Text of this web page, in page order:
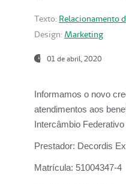
Texto: Relacionamento
Design: Marketing
01 de abril, 2020
Informamos o novo
atendimentos aos
Intercâmbio
Prestador: Decordis
Matrícula: 51004347-4